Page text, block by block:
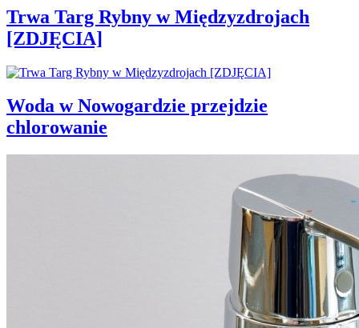
Trwa Targ Rybny w Międzyzdrojach
[ZDJĘCIA]
Woda w Nowogardzie przejdzie
chlorowanie